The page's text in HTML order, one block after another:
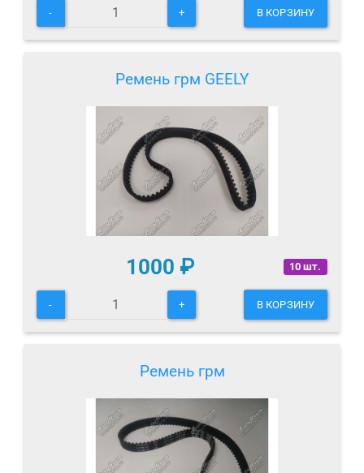
- + В КОРЗИНУ
Ремень грм GEELY
10 шт.
1000 ₽
- + В КОРЗИНУ
Ремень грм